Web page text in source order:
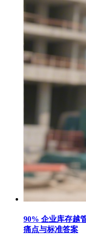
90% 企业库存越
痛点与标准答案